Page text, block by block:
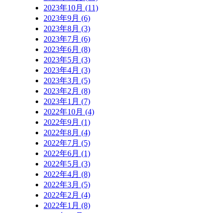
2023年10月 (11)
2023年9月 (6)
2023年8月 (3)
2023年7月 (6)
2023年6月 (8)
2023年5月 (3)
2023年4月 (3)
2023年3月 (5)
2023年2月 (8)
2023年1月 (7)
2022年10月 (4)
2022年9月 (1)
2022年8月 (4)
2022年7月 (5)
2022年6月 (1)
2022年5月 (3)
2022年4月 (8)
2022年3月 (5)
2022年2月 (4)
2022年1月 (8)